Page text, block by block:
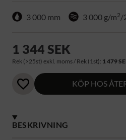
3 000 mm 3 000 g/m2/
1 344 SEK
Rek (>25st) exkl. moms / Rek (1st): 1 479
KÖP HOS
BESKRIVNING